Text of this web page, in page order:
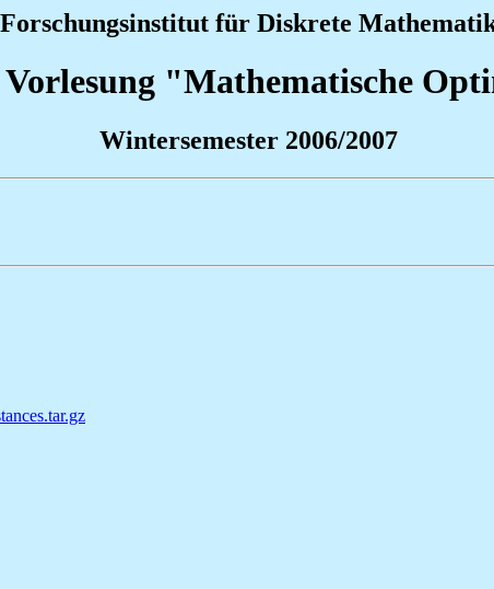
Forschungsinstitut für Diskrete
"Mathematische
Wintersemester 2006/2007